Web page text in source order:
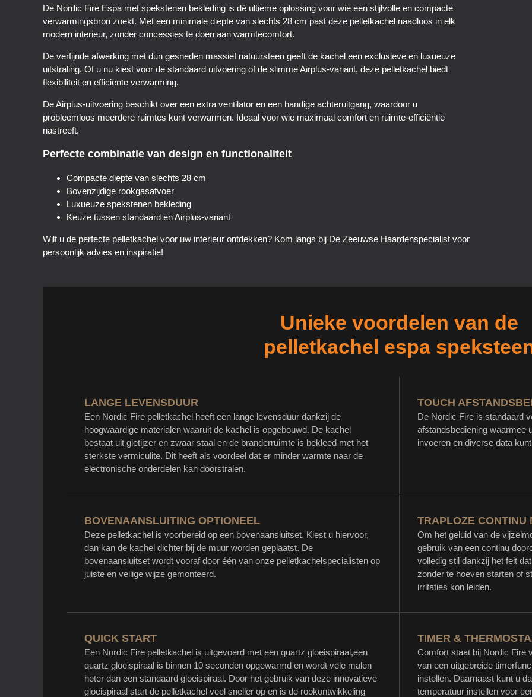
De Nordic Fire Espa met spekstenen bekleding is dé ultieme oplossing voor wie een stijlvolle en compacte
verwarmingsbron zoekt. Met een minimale diepte van slechts 28 cm past deze pelletkachel naadloos in elk
modern interieur, zonder concessies te doen aan warmtecomfort.
De verfijnde afwerking met dun gesneden massief natuursteen geeft de kachel een exclusieve en luxueuze
uitstraling. Of u nu kiest voor de standaard uitvoering of de slimme Airplus-variant, deze pelletkachel biedt
flexibiliteit en efficiënte verwarming.
De Airplus-uitvoering beschikt over een extra ventilator en een handige achteruitgang, waardoor u
probleemloos meerdere ruimtes kunt verwarmen. Ideaal voor wie maximaal comfort en ruimte-efficiëntie
nastreeft.
Perfecte combinatie van design en functionaliteit
Compacte diepte van slechts 28 cm
Bovenzijdige rookgasafvoer
Luxueuze spekstenen bekleding
Keuze tussen standaard en Airplus-variant
Wilt u de perfecte pelletkachel voor uw interieur ontdekken? Kom langs bij De Zeeuwse Haardenspecialist voor
persoonlijk advies en inspiratie!
Unieke voordelen van de
pelletkachel espa
LANGE LEVENSDUUR
Een Nordic Fire pelletkachel heeft een lange levensduur dankzij de
hoogwaardige materialen waaruit de kachel is opgebouwd. De kachel
bestaat uit gietijzer en zwaar staal en de branderruimte is bekleed met het
sterkste vermiculite. Dit heeft als voordeel dat er minder warmte naar de
electronische onderdelen kan doorstralen.
TOUCH
De Nordic Fire is standaard
afstandsbediening waarmee
invoeren en diverse data
BOVENAANSLUITING OPTIONEEL
Deze pelletkachel is voorbereid op een bovenaansluitset. Kiest u hiervoor,
dan kan de kachel dichter bij de muur worden geplaatst. De
bovenaansluitset wordt vooraf door één van onze pelletkachelspecialisten op
juiste en veilige wijze gemonteerd.
TRAPLOZE CONTINU
Om het geluid van de
gebruik van een continu
volledig stil dankzij het feit
zonder te hoeven starten of
irritaties kon leiden.
QUICK START
Een Nordic Fire pelletkachel is uitgevoerd met een quartz gloeispiraal,een
quartz gloeispiraal is binnen 10 seconden opgewarmd en wordt vele malen
heter dan een standaard gloeispiraal. Door het gebruik van deze innovatieve
gloeispiraal start de pelletkachel veel sneller op en is de rookontwikkeling
TIMER &
Comfort staat bij Nordic Fire
van een uitgebreide
instellen. Daarnaast kunt u
temperatuur instellen voor